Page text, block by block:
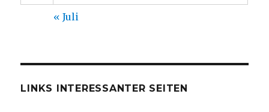
« Juli
LINKS INTERESSANTER SEITEN